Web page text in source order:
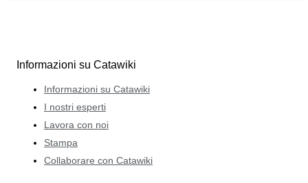
Informazioni su Catawiki
Informazioni su Catawiki
I nostri esperti
Lavora con noi
Stampa
Collaborare con Catawiki